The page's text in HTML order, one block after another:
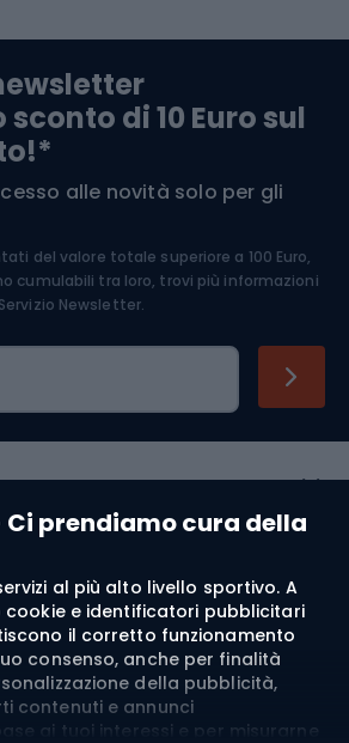
prendiamo cura della
al più alto livello sportivo. A
cookie e identificatori pubblicitari
il corretto funzionamento
consenso, anche per finalità
della pubblicità,
contenuti e annunci
ai tuoi interessi e per misurarne
escursionismo
biciclette
sport
ciclistico
di 10 Euro sul
alle novità solo per gli
del valore totale superiore a 100 Euro,
cumulabili tra loro, trovi più informazioni
Newsletter.